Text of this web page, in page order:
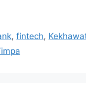
,fintech,